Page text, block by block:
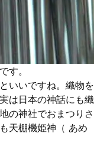
す。
いいですね。織物を
は日本の神話にも織
の神社でおまつりさ
天棚機姫神（ あめ